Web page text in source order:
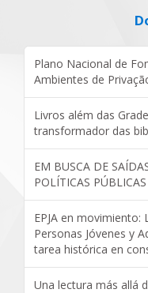
Plano Nacional de
Ambientes de
Livros além das
transformador das
EM BUSCA DE
POLÍTICAS PÚBLICAS
EPJA en movimiento:
Personas Jóvenes y
tarea histórica en
Una lectura más allá